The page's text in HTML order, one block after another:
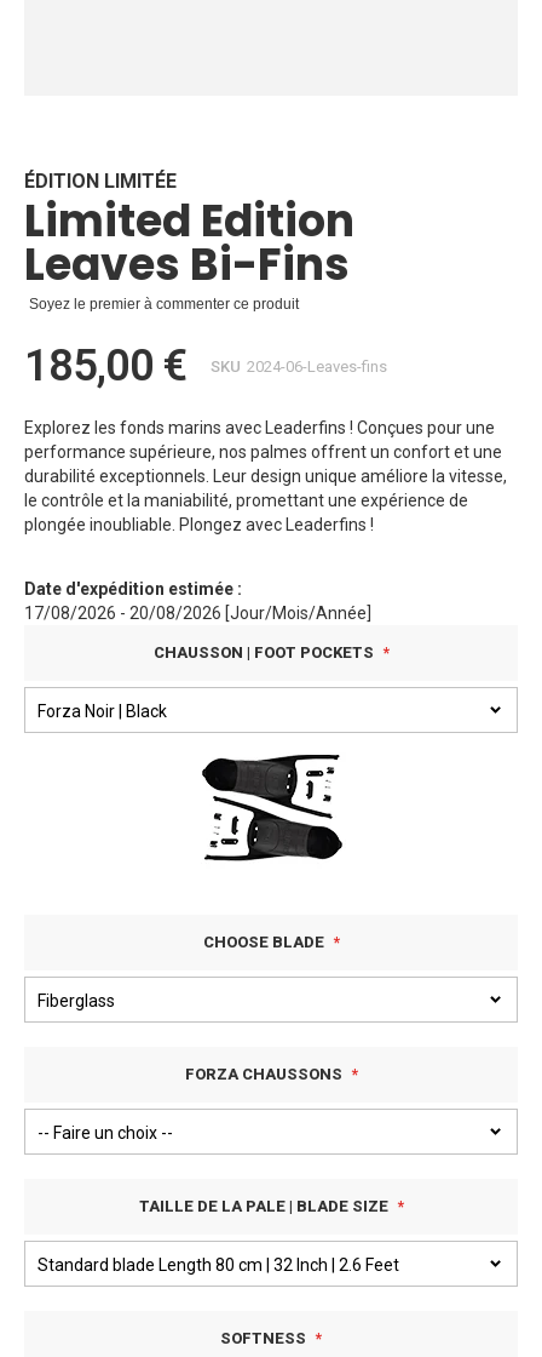
beginning
of
the
images
gallery
ÉDITION LIMITÉE
Limited Edition
Leaves Bi-Fins
Soyez le premier à commenter ce produit
185,00 € SKU 2024-06-Leaves-fins
Explorez les fonds marins avec Leaderfins ! Conçues pour une
performance supérieure, nos palmes offrent un confort et une
durabilité exceptionnels. Leur design unique améliore la vitesse,
le contrôle et la maniabilité, promettant une expérience de
plongée inoubliable. Plongez avec Leaderfins !
Date d'expédition estimée :
17/08/2026 - 20/08/2026 [Jour/Mois/Année]
CHAUSSON | FOOT POCKETS
CHOOSE BLADE
FORZA CHAUSSONS
TAILLE DE LA PALE | BLADE SIZE
SOFTNESS